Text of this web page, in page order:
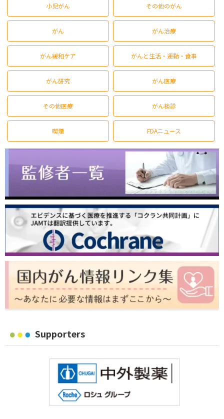
小児がん その他のがん
がん がん治療
がん緩和ケア がんと生活・運動・食事
がん研究 がん医療
その他医療 がん検診
喫煙 FDAニュース
Supporters